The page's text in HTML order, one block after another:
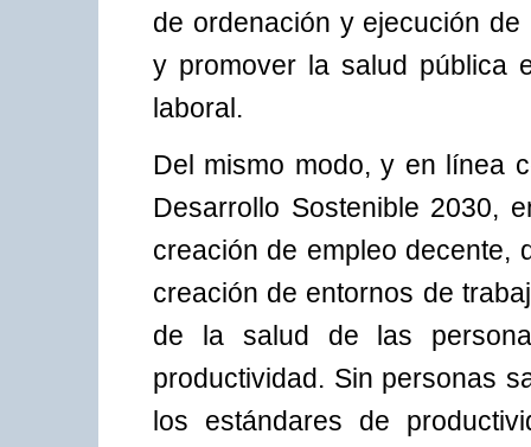
de ordenación y ejecución
y promover la salud pública
laboral.
Del mismo modo, y en línea
Desarrollo Sostenible 2030,
creación de empleo decente,
creación de entornos de
de la salud de las
productividad. Sin personas
los estándares de